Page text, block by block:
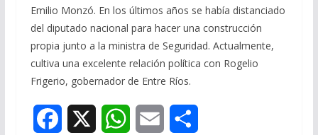
Emilio Monzó. En los últimos años se había distanciado
del diputado nacional para hacer una construcción
propia junto a la ministra de Seguridad. Actualmente,
cultiva una excelente relación política con Rogelio
Frigerio, gobernador de Entre Ríos.
W